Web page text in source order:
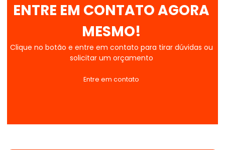
ENTRE EM CONTATO AGORA
MESMO!
Clique no botão e entre em contato para tirar dúvidas ou
solicitar um orçamento
Entre em contato